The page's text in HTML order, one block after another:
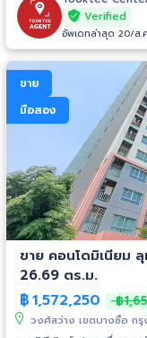
รถไฟฟ้า - MRT วงศ์สว่าง
Verified
อัพเดทล่าสุด 20/ส.
ขาย
มือสอง
ขาย คอนโดมิเนียม
26.69 ตร.ม.
฿1,572,250 ฿
วงศ์สว่าง เขตบางซื่อ กรุ